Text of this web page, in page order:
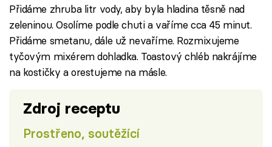
Přidáme zhruba litr vody, aby byla hladina těsně nad
zeleninou. Osolíme podle chuti a vaříme cca 45 minut.
Přidáme smetanu, dále už nevaříme. Rozmixujeme
tyčovým mixérem dohladka. Toastový chléb nakrájíme
na kostičky a orestujeme na másle.
Zdroj receptu
Prostřeno, soutěžící